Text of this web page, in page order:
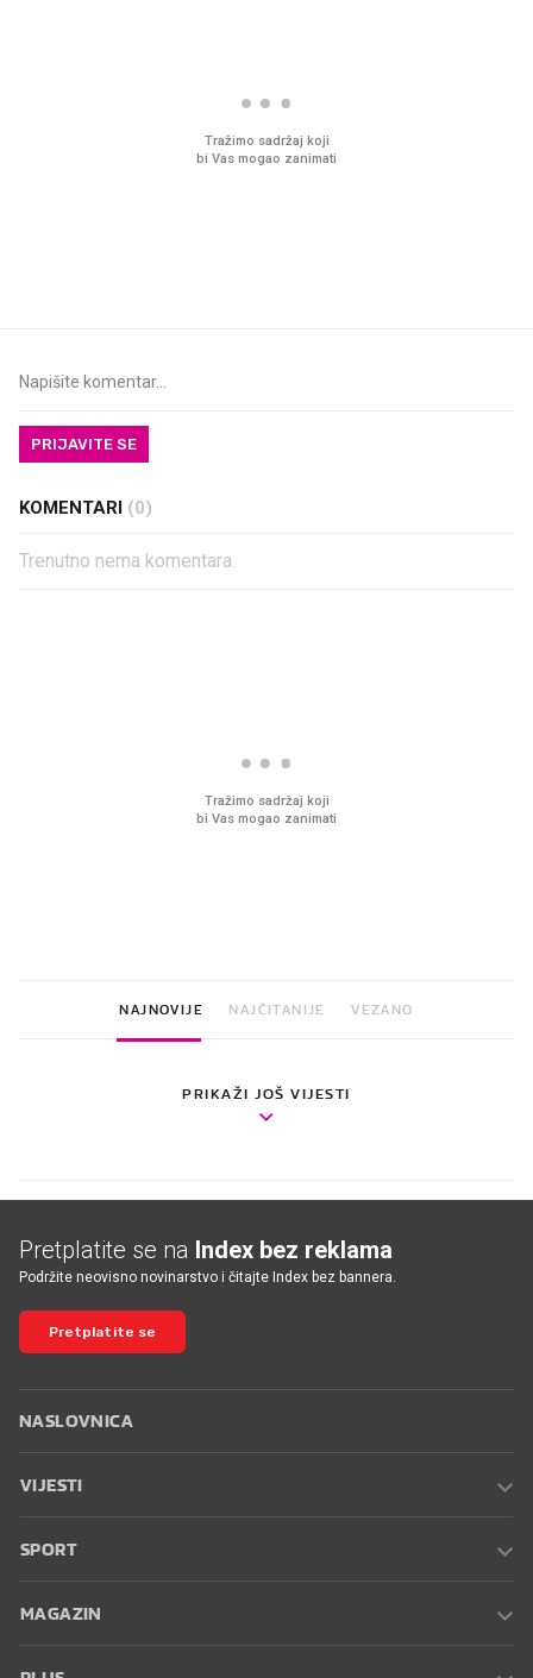
PRIJAVITE SE
KOMENTARI (0)
Trenutno nema komentara.
Tražimo sadržaj koji
bi Vas mogao zanimati
NAJNOVIJE NAJČITANIJE VEZANO
PRIKAŽI JOŠ VIJESTI
Pretplatite se na Index bez reklama
Podržite neovisno novinarstvo i čitajte Index bez bannera.
Pretplatite se
NASLOVNICA
VIJESTI
SPORT
MAGAZIN